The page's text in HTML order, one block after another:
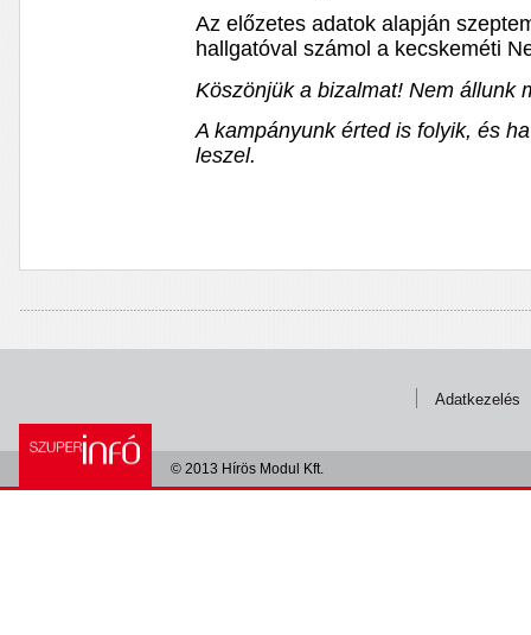
Az előzetes adatok alapján
hallgatóval számol a kecskeméti
Köszönjük a bizalmat! Nem állunk
A kampányunk érted is folyik, és
leszel.
Adatkezelés
© 2013 Hírös Modul Kft.